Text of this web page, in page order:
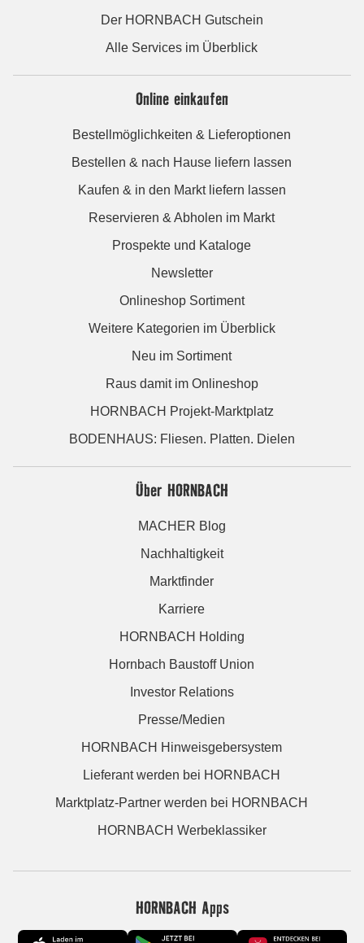
Der HORNBACH Gutschein
Alle Services im Überblick
Online einkaufen
Bestellmöglichkeiten & Lieferoptionen
Bestellen & nach Hause liefern lassen
Kaufen & in den Markt liefern lassen
Reservieren & Abholen im Markt
Prospekte und Kataloge
Newsletter
Onlineshop Sortiment
Weitere Kategorien im Überblick
Neu im Sortiment
Raus damit im Onlineshop
HORNBACH Projekt-Marktplatz
BODENHAUS: Fliesen. Platten. Dielen
Über HORNBACH
MACHER Blog
Nachhaltigkeit
Marktfinder
Karriere
HORNBACH Holding
Hornbach Baustoff Union
Investor Relations
Presse/Medien
HORNBACH Hinweisgebersystem
Lieferant werden bei HORNBACH
Marktplatz-Partner werden bei HORNBACH
HORNBACH Werbeklassiker
HORNBACH Apps